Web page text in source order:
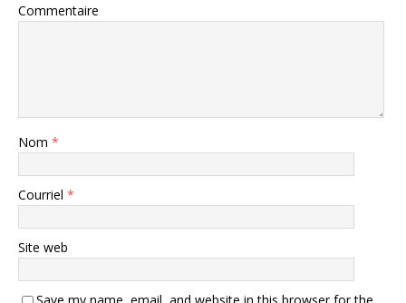
Commentaire
Nom *
Courriel *
Site web